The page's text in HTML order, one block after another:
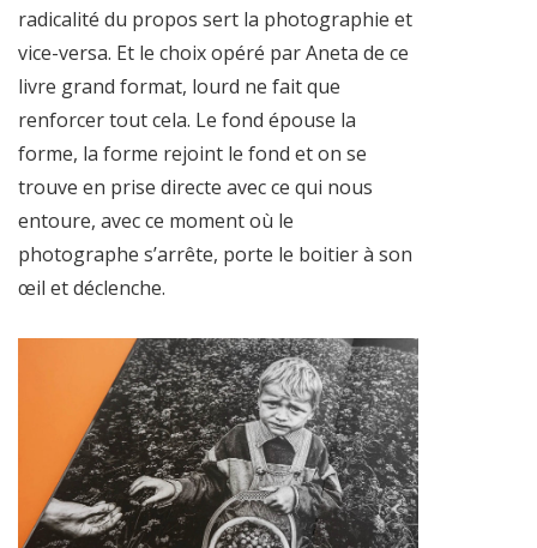
radicalité du propos sert la photographie et
vice-versa. Et le choix opéré par Aneta de ce
livre grand format, lourd ne fait que
renforcer tout cela. Le fond épouse la
forme, la forme rejoint le fond et on se
trouve en prise directe avec ce qui nous
entoure, avec ce moment où le
photographe s’arrête, porte le boitier à son
œil et déclenche.